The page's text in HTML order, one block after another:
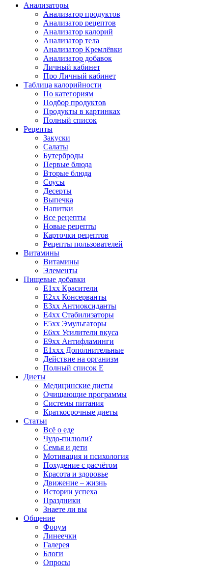
Анализаторы
Анализатор продуктов
Анализатор рецептов
Анализатор калорий
Анализатор тела
Анализатор Кремлёвки
Анализатор добавок
Личный кабинет
Про Личный кабинет
Таблица калорийности
По категориям
Подбор продуктов
Продукты в картинках
Полный список
Рецепты
Закуски
Салаты
Бутерброды
Первые блюда
Вторые блюда
Соусы
Десерты
Выпечка
Напитки
Все рецепты
Новые рецепты
Карточки рецептов
Рецепты пользователей
Витамины
Витамины
Элементы
Пищевые добавки
E1xx Красители
E2xx Консерванты
E3xx Антиоксиданты
E4xx Стабилизаторы
E5xx Эмульгаторы
E6xx Усилители вкуса
E9xx Антифламинги
E1xxx Дополнительные
Действие на организм
Полный список E
Диеты
Медицинские диеты
Очищающие программы
Системы питания
Краткосрочные диеты
Статьи
Всё о еде
Чудо-пилюли?
Семья и дети
Мотивация и психология
Похудение с расчётом
Красота и здоровье
Движение – жизнь
Истории успеха
Праздники
Знаете ли вы
Общение
Форум
Линеечки
Галерея
Блоги
Опросы